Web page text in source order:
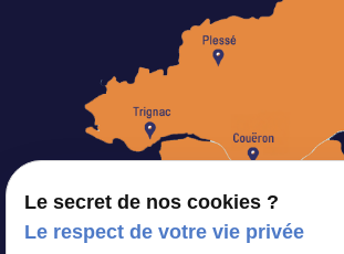
Le secret de nos cookies ?
Le respect de votre vie privée